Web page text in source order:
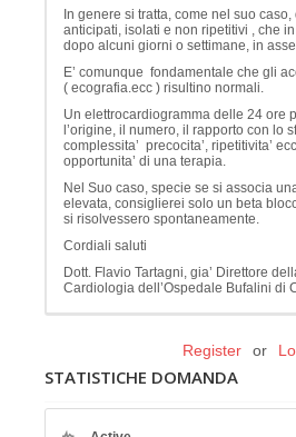
In genere si tratta, come nel suo
anticipati, isolati e non ripetitivi , che
dopo alcuni giorni o settimane, in
E’ comunque fondamentale che gli
( ecografia.ecc ) risultino normali.
Un elettrocardiogramma delle 24 ore
l’origine, il numero, il rapporto con lo
complessita’ precocita’, ripetitivita’
opportunita’ di una terapia.
Nel Suo caso, specie se si associa
elevata, consiglierei solo un beta
si risolvessero spontaneamente.
Cordiali saluti
Dott. Flavio Tartagni, gia’ Direttore
Cardiologia dell’Ospedale Bufalini di
Register or
STATISTICHE DOMANDA